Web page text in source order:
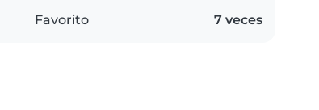
Favorito 7 veces